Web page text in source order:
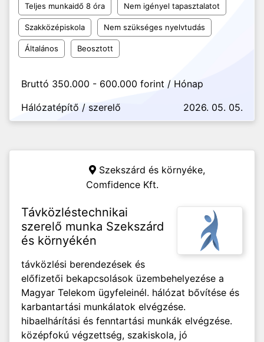
Teljes munkaidő 8 óra Nem igényel tapasztalatot
Szakközépiskola Nem szükséges nyelvtudás
Általános Beosztott
Bruttó 350.000 - 600.000 forint / Hónap
Hálózatépítő / szerelő
2026. 05. 05.
Szekszárd és környéke,
Comfidence Kft.
Távközléstechnikai
szerelő munka Szekszárd
és környékén
távközlési berendezések és
előfizetői bekapcsolások üzembehelyezése a
Magyar Telekom ügyfeleinél. hálózat bővítése és
karbantartási munkálatok elvégzése.
hibaelhárítási és fenntartási munkák elvégzése.
középfokú végzettség, szakiskola, jó